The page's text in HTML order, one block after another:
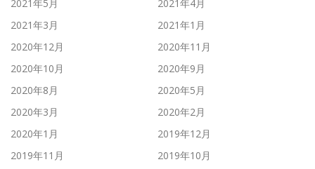
2021年5月
2021年4月
2021年3月
2021年1月
2020年12月
2020年11月
2020年10月
2020年9月
2020年8月
2020年5月
2020年3月
2020年2月
2020年1月
2019年12月
2019年11月
2019年10月